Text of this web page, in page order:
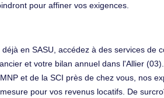
pour affiner vos exigences.
en SASU, accédez à des services de
et votre bilan annuel dans l'Allier
et de la SCI près de chez vous, nos
pour vos revenus locatifs. De